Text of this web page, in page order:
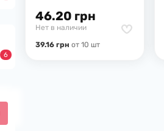
6
46.20 грн
Нет в наличии
39.16 грн от 10 шт